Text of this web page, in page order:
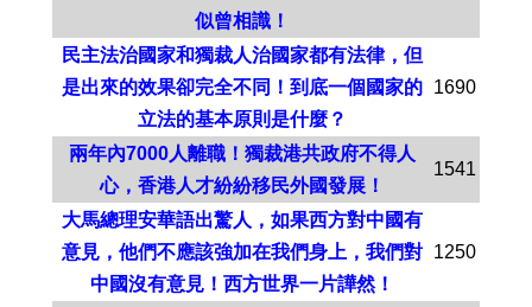
似曾相識！
民主法治國家和獨裁人治國家都有法律，但
是出來的效果卻完全不同！到底一個國家的
立法的基本原則是什麼？
1690
兩年內7000人離職！獨裁港共政府不得人
心，香港人才紛紛移民外國發展！
1541
大馬總理安華語出驚人，如果西方對中國有
意見，他們不應該強加在我們身上，我們對
中國沒有意見！西方世界一片譁然！
1250